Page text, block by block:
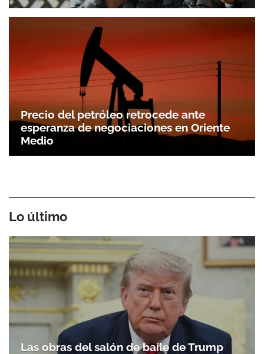
Precio del petróleo retrocede ante
esperanza de negociaciones en Oriente
Medio
Lo último
Las obras del salón de baile de Trump